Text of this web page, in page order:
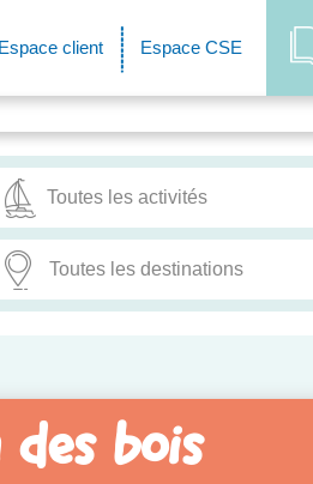
Espace client Espace CSE
des bois